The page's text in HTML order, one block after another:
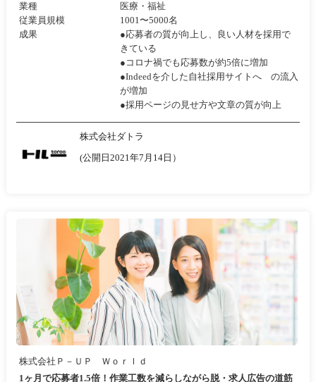
業種
医療・福祉
従業員規模
1001〜5000名
成果
●応募者の質が向上し、良い人材を採用で
きている
●コロナ禍でも応募数が約5倍に増加
●Indeedを介した自社採用サイトへ の流入
が増加
●採用ページの見せ方や文章の質が向上
株式会社ダトラ
(公開日2021年7月14日）
株式会社Ｐ－ＵＰ Ｗｏｒｌｄ
1ヶ月で応募者1.5倍！作業工数を減らしながら脱・求人広告の道筋